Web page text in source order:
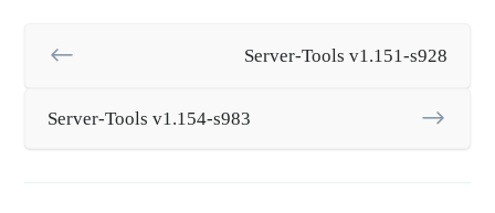
Server-Tools v1.151-s928
Server-Tools v1.154-s983